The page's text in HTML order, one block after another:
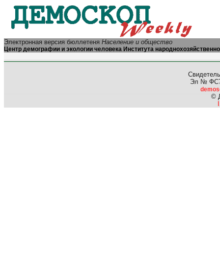
Электронная версия бюллетеня Население и общество
Центр демографии и экологии человека Института
Эл №
©